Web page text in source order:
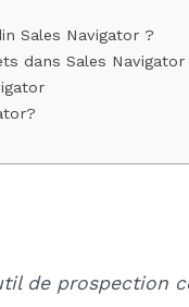
Sales Navigator ?
dans Sales Navigator
de prospection